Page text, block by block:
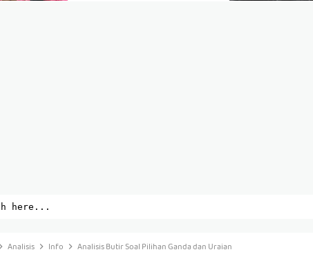
Analisis Info Analisis Butir Soal Pilihan Ganda dan Uraian